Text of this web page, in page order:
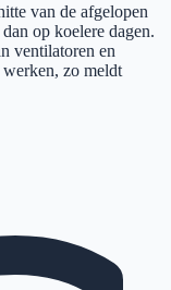
van de afgelopen
op koelere dagen.
ventilatoren en
werken, zo meldt